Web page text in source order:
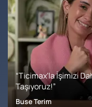
“Ticimax'la İşimizi
Taşıyoruz!”
Buse Terim